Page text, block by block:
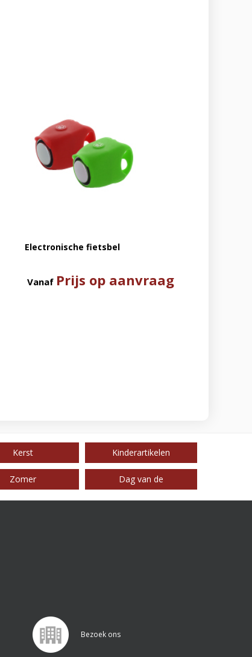
Electronische fietsbel
Vanaf Prijs op aanvraag
Kerst Kinderartikelen
Zomer Dag van de
Bezoek ons